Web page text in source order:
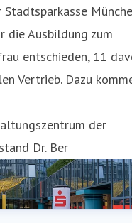
die Ausbildung zum
entschieden, 11
Vertrieb. Dazu
der
Dr. Ber